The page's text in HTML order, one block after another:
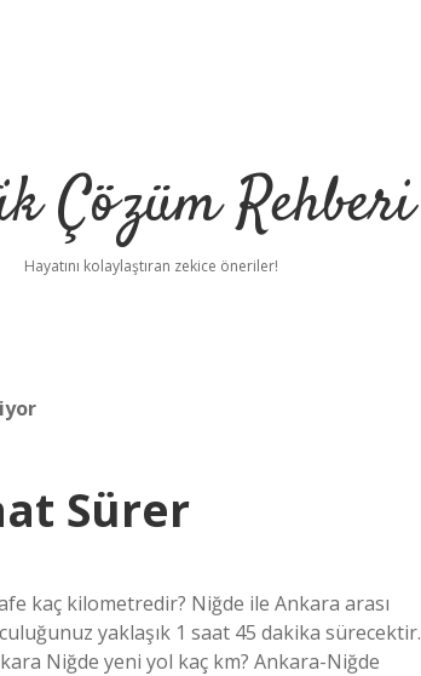
Çözüm Rehberi
Hayatını kolaylaştıran zekice öneriler!
Sürer
kaç kilometredir? Niğde ile Ankara arası
yaklaşık 1 saat 45 dakika sürecektir.
Niğde yeni yol kaç km? Ankara-Niğde